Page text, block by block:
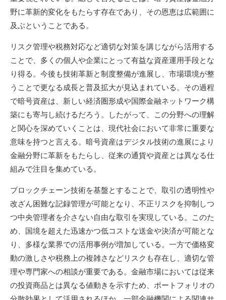
野に革新的変化をもたらす存在であり、その恩恵は広範囲に
及ぶということである。
リスク管理や税務対応など適切な対策を講じながら活用する
ことで、多くの個人や企業にとって有益な資産運用手段とな
り得る。今後も技術革新と制度整備が進展し、市場環境が整
うことで更なる成長と普及拡大が見込まれている。その過程
で暗号資産は、新しい経済圏形成や国際金融ネットワーク構
築にも寄与し続けるだろう。したがって、この分野への理解
と関心を深めていくことは、現代社会において非常に重要な
意味を持つと言える。暗号資産はデジタル技術の進展により
金融分野に革新をもたらし、従来の通貨や資産とは異なる仕
組みで注目を集めている。
ブロックチェーン技術を基盤とすることで、取引の透明性や
改ざん困難な記録管理が可能となり、不正リスクを抑制しつ
つ中央管理者を介さない自由な取引を実現している。このた
め、国境を超えた迅速かつ低コストな送金や決済が可能とな
り、多様な業界での活用事例が増加している。一方で価格変
動の激しさや税務上の複雑さなどリスクも存在し、適切な管
理や専門家への相談が重要である。金融市場においては従来
の投資商品とは異なる値動きを示すため、ポートフォリオの